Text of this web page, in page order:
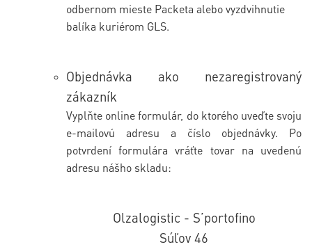
odbernom mieste Packeta alebo vyzdvihnutie
balíka kuriérom GLS.
Objednávka ako nezaregistrovaný
zákazník
Vyplňte online formulár, do ktorého uveďte svoju
e-mailovú adresu a číslo objednávky. Po
potvrdení formulára vráťte tovar na uvedenú
adresu nášho skladu:
Olzalogistic - S’portofino
Súľov 46